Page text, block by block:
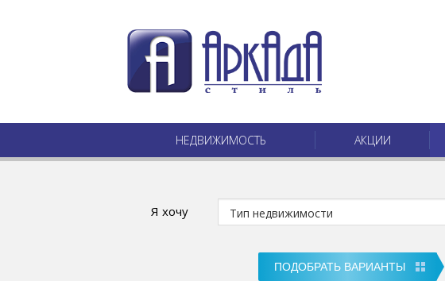
НЕДВИЖИМОСТЬ АКЦИИ
Я хочу